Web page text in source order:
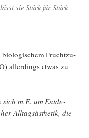
sie Stück für Stück
bio­lo­gi­schem Frucht­zu­
aller­dings etwas zu
sich m.E. um Ent­de­
All­tags­äs­the­tik, die